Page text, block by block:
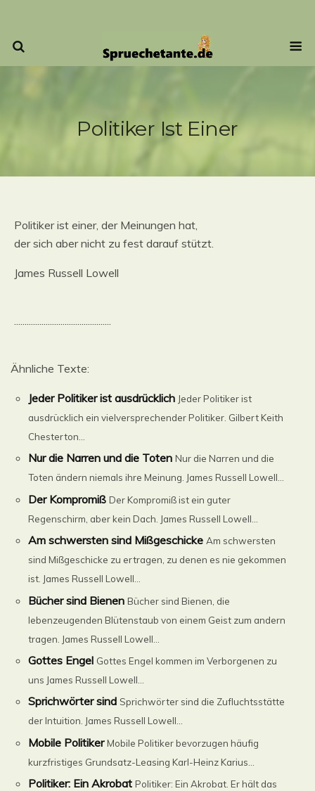
Politiker Ist Einer
Politiker ist einer, der Meinungen hat,
der sich aber nicht zu fest darauf stützt.
James Russell Lowell
..............................................
Ähnliche Texte:
Jeder Politiker ist ausdrücklich Jeder Politiker ist
ausdrücklich ein vielversprechender Politiker. Gilbert Keith
Chesterton...
Nur die Narren und die Toten Nur die Narren und die
Toten ändern niemals ihre Meinung. James Russell Lowell...
Der Kompromiß Der Kompromiß ist ein guter
Regenschirm, aber kein Dach. James Russell Lowell...
Am schwersten sind Mißgeschicke Am schwersten
sind Mißgeschicke zu ertragen, zu denen es nie gekommen
ist. James Russell Lowell...
Bücher sind Bienen Bücher sind Bienen, die
lebenzeugenden Blütenstaub von einem Geist zum andern
tragen. James Russell Lowell...
Gottes Engel Gottes Engel kommen im Verborgenen zu
uns James Russell Lowell...
Sprichwörter sind Sprichwörter sind die Zufluchtsstätte
der Intuition. James Russell Lowell...
Mobile Politiker Mobile Politiker bevorzugen häufig
kurzfristiges Grundsatz-Leasing Karl-Heinz Karius...
Politiker: Ein Akrobat Politiker: Ein Akrobat. Er hält das